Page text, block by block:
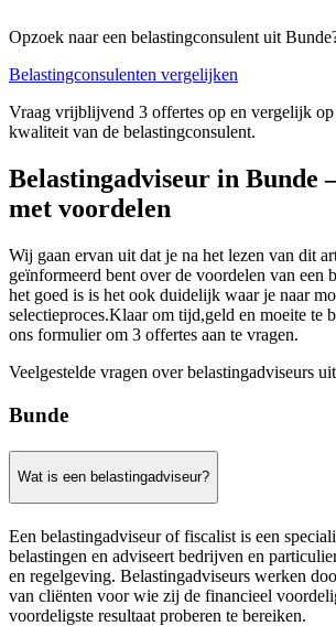
Opzoek naar een belastingconsulent uit
Belastingconsulenten vergelijken
Vraag vrijblijvend 3 offertes op en vergelijk op
kwaliteit van de belastingconsulent.
Belastingadviseur in Bunde
met voordelen
Wij gaan ervan uit dat je na het lezen van dit
geïnformeerd bent over de voordelen van een
het goed is is het ook duidelijk waar je naar
selectieproces.Klaar om tijd,geld en moeite te
ons formulier om 3 offertes aan te vragen.
Veelgestelde vragen over belastingadviseurs uit
Bunde
Wat is een belastingadviseur?
Een belastingadviseur of fiscalist is een
belastingen en adviseert bedrijven en
en regelgeving. Belastingadviseurs werken
van cliënten voor wie zij de financieel
voordeligste resultaat proberen te bereiken.